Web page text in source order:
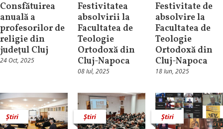
Consfătuirea
anuală a
profesorilor de
religie din
judeţul Cluj
24 Oct, 2025
Festivitatea
absolvirii la
Facultatea de
Teologie
Ortodoxă din
Cluj-Napoca
08 Iul, 2025
Festivitate de
absolvire la
Facultatea de
Teologie
Ortodoxă din
Cluj-Napoca
18 Iun, 2025
Știri Știri Știri